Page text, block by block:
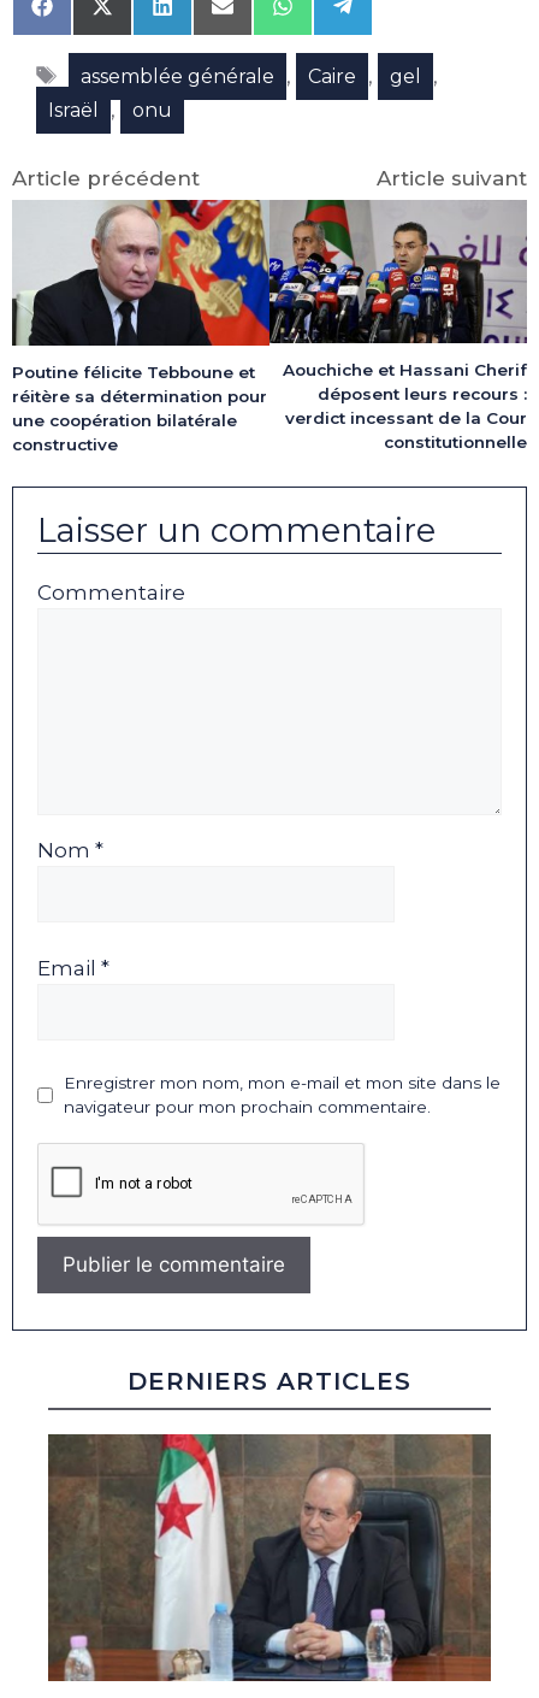
Share
on
Facebook
Share
on
X
(Twitter)
Share
on
LinkedIn
Share
on
Email
Share
on
WhatsApp
Share
on
Telegram
Étiquettes
assemblée générale , Caire , gel ,
Israël , onu
Article précédent
Poutine félicite Tebboune et
réitère sa détermination pour
une coopération bilatérale
constructive
Article suivant
Aouchiche et Hassani Cherif
déposent leurs recours :
verdict incessant de la Cour
constitutionnelle
Laisser un commentaire
Commentaire
Nom *
Email *
Enregistrer mon nom, mon e-mail et mon site dans le
navigateur pour mon prochain commentaire.
DERNIERS ARTICLES